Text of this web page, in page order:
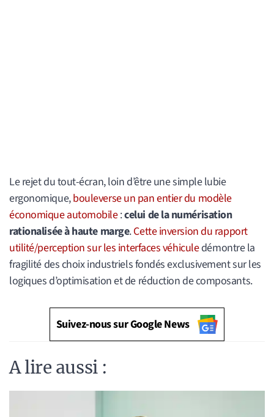
Le rejet du tout-écran, loin d’être une simple lubie
ergonomique,bouleverse un pan entier du modèle
économique automobile:celui de la numérisation
rationalisée à haute marge.Cette inversion du rapport
utilité/perception sur les interfaces véhiculedémontre la
fragilité des choix industriels fondés exclusivement sur les
logiques d’optimisation et de réduction de composants.
Suivez-nous sur Google News
A lire aussi :